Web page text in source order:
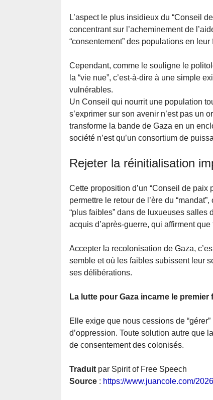
L’aspect le plus insidieux du “Conseil
concentrant sur l’acheminement de
“consentement” des populations en
Cependant, comme le souligne le
la “vie nue”, c’est-à-dire à une simple
vulnérables.
Un Conseil qui nourrit une population
s’exprimer sur son avenir n’est pas un
transforme la bande de Gaza en un
société n’est qu’un consortium de
Rejeter la réinitialisation
Cette proposition d’un “Conseil de
permettre le retour de l’ère du
“plus faibles” dans de luxueuses
acquis d’après-guerre, qui affirment
Accepter la recolonisation de Gaza,
semble et où les faibles subissent leur
ses délibérations.
La lutte pour Gaza incarne le
Elle exige que nous cessions de
d’oppression. Toute solution autre que
de consentement des colonisés.
Traduit par Spirit of Free Speech
Source : https://www.juancole.com/